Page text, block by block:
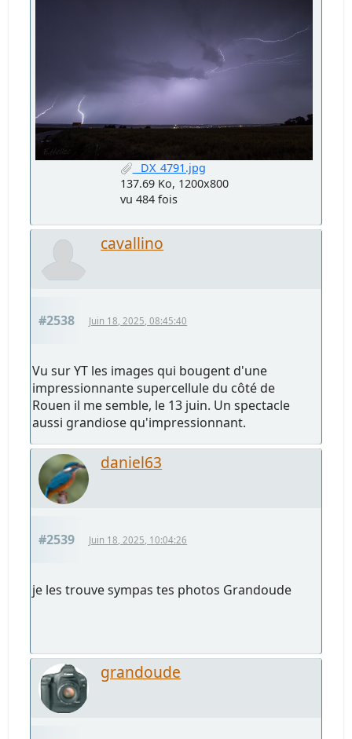
_DX_4791.jpg
137.69 Ko, 1200x800
vu 484 fois
cavallino
#2538 Juin 18, 2025, 08:45:40
Vu sur YT les images qui bougent d'une
impressionnante supercellule du côté de
Rouen il me semble, le 13 juin. Un spectacle
aussi grandiose qu'impressionnant.
daniel63
#2539 Juin 18, 2025, 10:04:26
je les trouve sympas tes photos Grandoude
grandoude